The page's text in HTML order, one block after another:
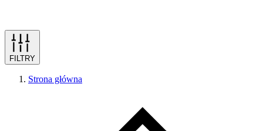
FILTRY
Strona główna